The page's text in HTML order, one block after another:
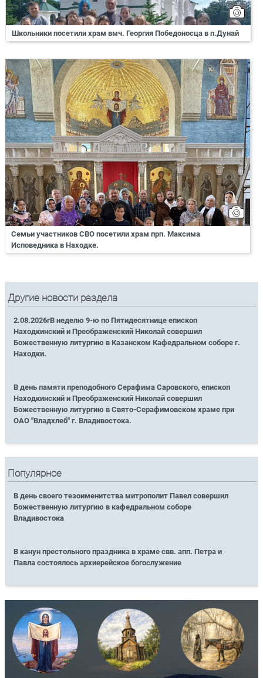
Школьники посетили храм вмч. Георгия Победоносца в п.Дунай
Семьи участников СВО посетили храм прп. Максима
Исповедника в Находке.
Другие новости раздела
2.08.2026гВ неделю 9-ю по Пятидесятнице епископ
Находкинский и Преображенский Николай совершил
Божественную литургию в Казанском Кафедральном соборе г.
Находки.
В день памяти преподобного Серафима Саровского, епископ
Находкинский и Преображенский Николай совершил
Божественную литургию в Свято-Серафимовском храме при
ОАО "Владхлеб" г. Владивостока.
Популярное
В день своего тезоименитства митрополит Павел совершил
Божественную литургию в кафедральном соборе
Владивостока
В канун престольного праздника в храме свв. апп. Петра и
Павла состоялось архиерейское богослужение